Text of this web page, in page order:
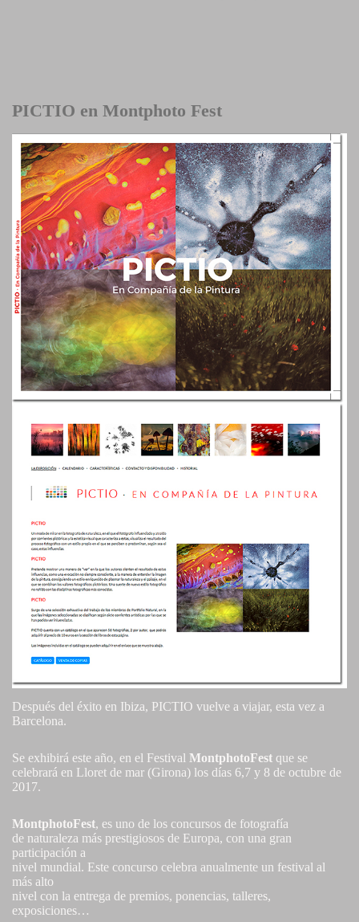
PICTIO en Montphoto Fest
Después del éxito en Ibiza, PICTIO vuelve a viajar, esta vez a
Barcelona.
Se exhibirá este año, en el Festival MontphotoFest que se
celebrará en Lloret de mar (Girona) los días 6,7 y 8 de octubre de
2017.
MontphotoFest, es uno de los concursos de fotografía
de naturaleza más prestigiosos de Europa, con una gran
participación a
nivel mundial. Este concurso celebra anualmente un festival al
más alto
nivel con la entrega de premios, ponencias, talleres,
exposiciones…